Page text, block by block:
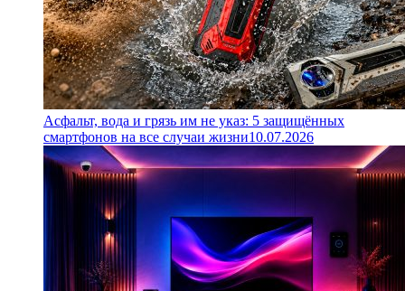
Асфальт, вода и грязь им не указ: 5 защищённых
смартфонов на все случаи жизни10.07.2026